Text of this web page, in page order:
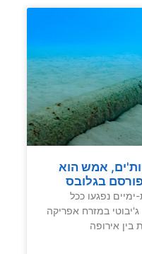
אמש הוא
בגלובס
נפגעו ככל
במזרח אפריקה
אירופה